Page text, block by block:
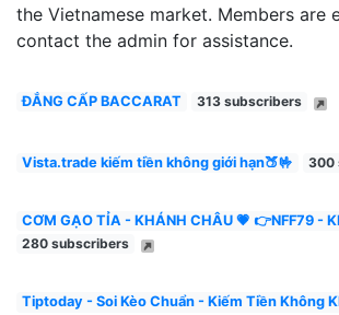
the Vietnamese market. Members are
contact the admin for assistance.
ĐẲNG CẤP BACCARAT 313 subscribers
Vista.trade kiếm tiền không giới hạn🍑🤟 300
CƠM GẠO TỈA - KHÁNH CHÂU 💗 👉NFF79 -
280 subscribers
Tiptoday - Soi Kèo Chuẩn - Kiếm Tiền Không